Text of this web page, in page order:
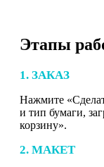
Этапы
1. ЗАКАЗ
Нажмите
и тип бумаги,
корзину».
2. МАКЕТ